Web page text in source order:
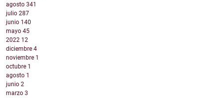
agosto 341
julio 287
junio 140
mayo 45
2022 12
diciembre 4
noviembre 1
octubre 1
agosto 1
junio 2
marzo 3